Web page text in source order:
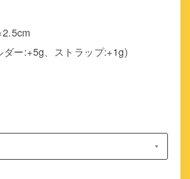
ー:+5g、ストラップ:+1g)